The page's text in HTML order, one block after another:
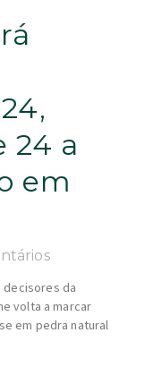
24 a
em
decisores da
volta a marcar
em pedra natural